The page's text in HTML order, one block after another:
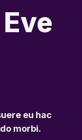
eu hac
morbi.